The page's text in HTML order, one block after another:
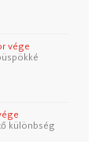
vége
különbség